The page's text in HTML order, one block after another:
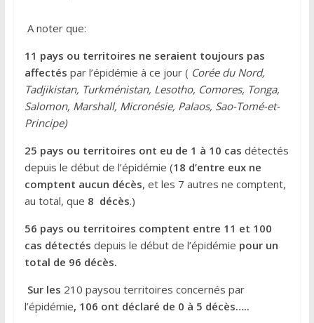
A noter que:
11 pays ou territoires ne seraient toujours pas
affectés par l’épidémie à ce jour ( Corée du Nord,
Tadjikistan, Turkménistan, Lesotho, Comores, Tonga,
Salomon, Marshall, Micronésie, Palaos, Sao-Tomé-et-
Principe)
25 pays ou territoires ont eu de 1 à 10 cas détectés
depuis le début de l’épidémie (18 d’entre eux ne
comptent aucun décès, et les 7 autres ne comptent,
au total, que 8 décès.)
56 pays ou territoires comptent entre 11 et 100
cas détectés depuis le début de l’épidémie pour un
total de 96 décès.
Sur les 210 paysou territoires concernés par
l’épidémie, 106 ont déclaré de 0 à 5 décès…..